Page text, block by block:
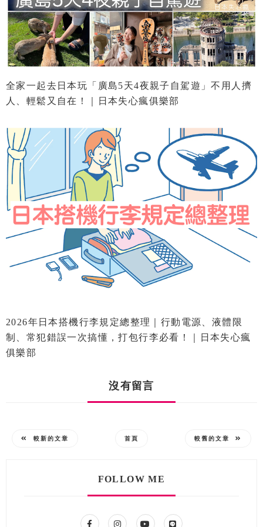
全家一起去日本玩「廣島5天4夜親子自駕遊」不用人擠
人、輕鬆又自在！｜日本失心瘋俱樂部
2026年日本搭機行李規定總整理｜行動電源、液體限
制、常犯錯誤一次搞懂，打包行李必看！｜日本失心瘋
俱樂部
沒有留言
較新的文章 首頁 較舊的文章
FOLLOW ME